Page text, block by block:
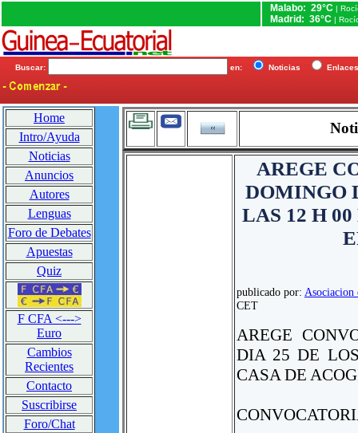
Malabo: 29°C |
Madrid: 36°C |
Buscar: en: Noticias
Home
Intro/Ayuda
Noticias
Anuncios
Autores
Lenguas
Foro de Debates
Apuestas
Quiz
F CFA <--->
Euro
Cambios
Recientes
Contacto
Suscribirse
Foro/Chat
AREGE
DOMINGO
LAS 12 H
publicado por: Asociacion
CET
AREGE
DIA 25 DE
CASA DE